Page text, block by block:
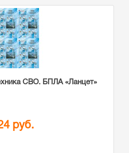
СВО. БПЛА «Ланцет»
руб.